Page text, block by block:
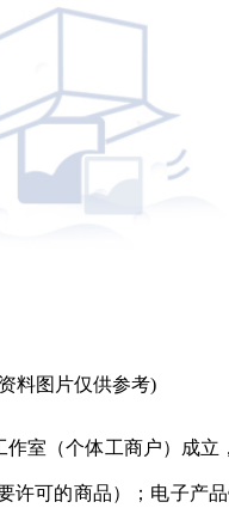
料图片仅供参考)
室（个体工商户）成
许可的商品）；电子产